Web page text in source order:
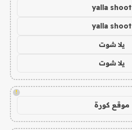
yalla shoot
yalla shoot
يلا شوت
يلا شوت
!
موقع كورة